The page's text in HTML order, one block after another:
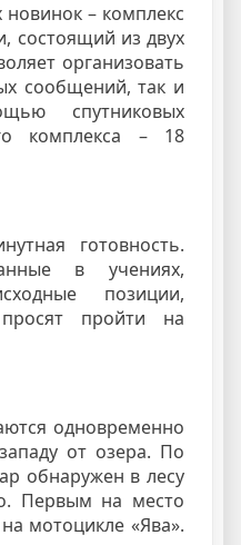
– комплекс
состоящий из двух
организовать
сообщений, так и
спутниковых
комплекса – 18
готовность.
в учениях,
позиции,
пройти на
одновременно
от озера. По
обнаружен в лесу
Первым на место
мотоцикле «Ява».